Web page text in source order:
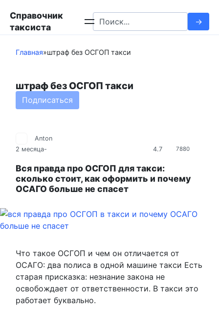
контенту
Справочник
таксиста
Search
for:
Главная»штраф без ОСГОП такси
штраф без ОСГОП такси
Подписаться
7880
4.7
Anton
2 месяца-
Вся правда про ОСГОП для такси:
сколько стоит, как оформить и почему
ОСАГО больше не спасет
Что такое ОСГОП и чем он отличается от
ОСАГО: два полиса в одной машине такси Есть
старая присказка: незнание закона не
освобождает от ответственности. В такси это
работает буквально.